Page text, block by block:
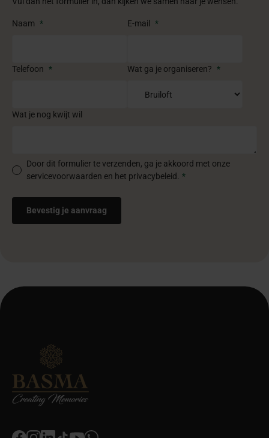
Naam * E-mail *
Telefoon * Wat ga je organiseren? *
Wat je nog kwijt wil
Door dit formulier te verzenden, ga je akkoord met onze
servicevoorwaarden en het privacybeleid. *